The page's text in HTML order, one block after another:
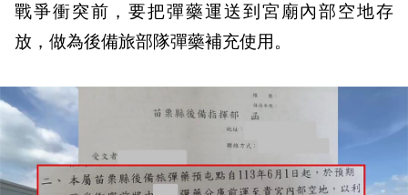
戰爭衝突前，要把彈藥運送到宮廟內部空地存
放，做為後備旅部隊彈藥補充使用。